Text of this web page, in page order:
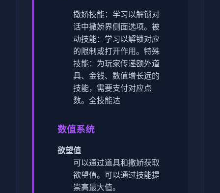
撒娇技能：学习以解锁对
话中撒娇界侧面选项。 被
动技能：学习以解锁对应
的限制或打开作用。 特殊
技能：为玩家传递额外道
具、金钱、数值增长远的
技能，需要支付对应点
数。 全技能达
数值系统
欲望值
可以通过道具和撒娇获取
欲望值。 可以通过技能提
崇高最大值。